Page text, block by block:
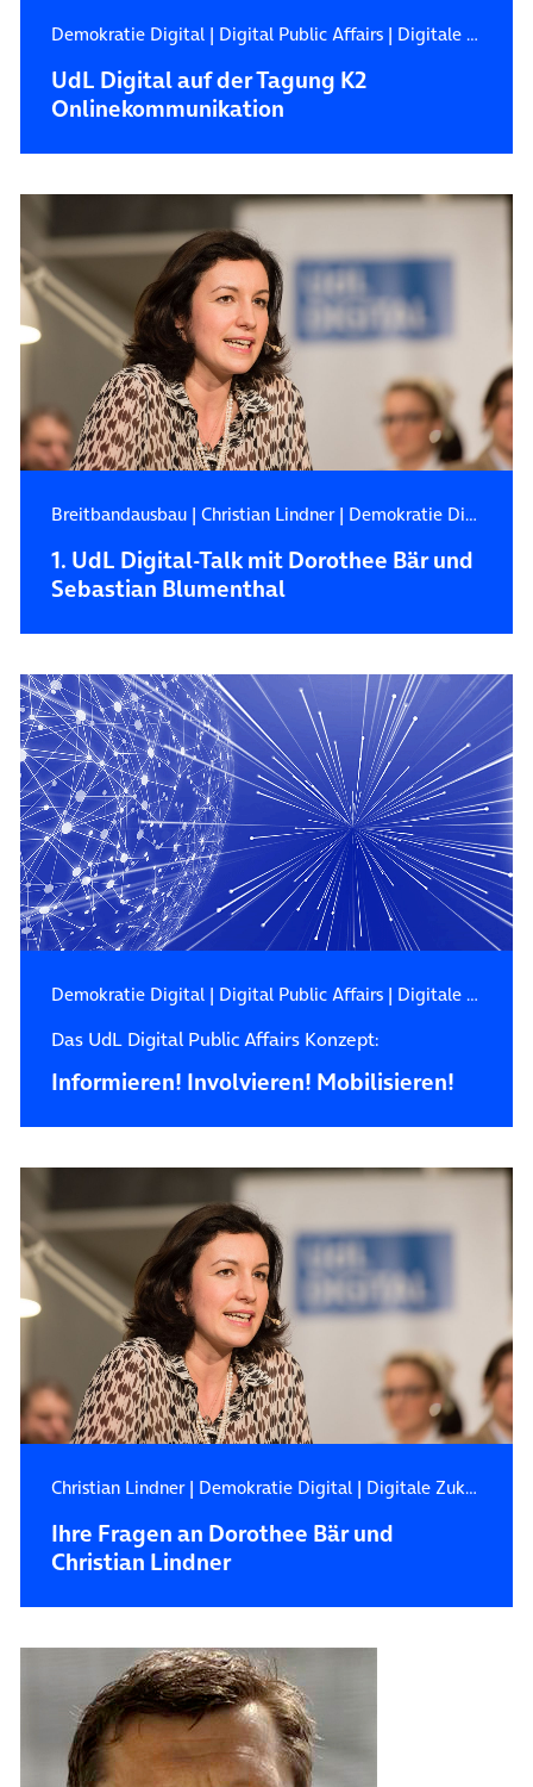
Demokratie Digital| Digital Public Affairs| Digitale Zukunft
UdL Digital auf der Tagung K2
Onlinekommunikation
Breitbandausbau| Christian Lindner| Demokratie Digital
1. UdL Digital-Talk mit Dorothee Bär und
Sebastian Blumenthal
Demokratie Digital| Digital Public Affairs| Digitale Gesellschaft
Das UdL Digital Public Affairs Konzept:
Informieren! Involvieren! Mobilisieren!
Christian Lindner| Demokratie Digital| Digitale Zukunft
Ihre Fragen an Dorothee Bär und
Christian Lindner